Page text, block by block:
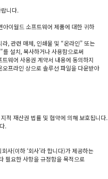
니다.
이월드 소프트웨어 제품에 대한 귀하
, 관련 매체, 인쇄물 및 “온라인” 또는
설치, 복사하거나 사용함으로써
웨어 사용권 계약서 내용에 동의하지
프라인 상으로 솔루선 파일을 다운받아
적 재산권 법률 및 협약에 의해 보호됩니다.
.
사(이하 ‘회사’라 합니다)가 제공하는
필요한 사항을 규정함을 목적으로